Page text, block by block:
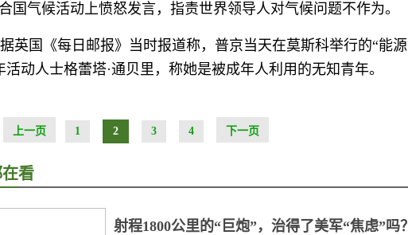
国气候活动上愤怒发言，指责世界领导人对气候问题不作为。
英国《每日邮报》当时报道称，普京当天在莫斯科举行的“能源
动人士格蕾塔·通贝里，称她是被成年人利用的无知青年。
上一页 1 2 3 4 下一页
看
射程1800公里的“巨炮”，治得了美军“焦虑”吗？